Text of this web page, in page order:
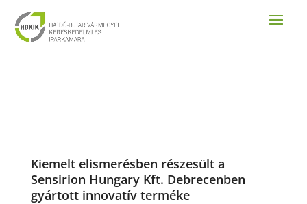
Kiemelt elismerésben részesült a
Sensirion Hungary Kft. Debrecenben
gyártott innovatív terméke